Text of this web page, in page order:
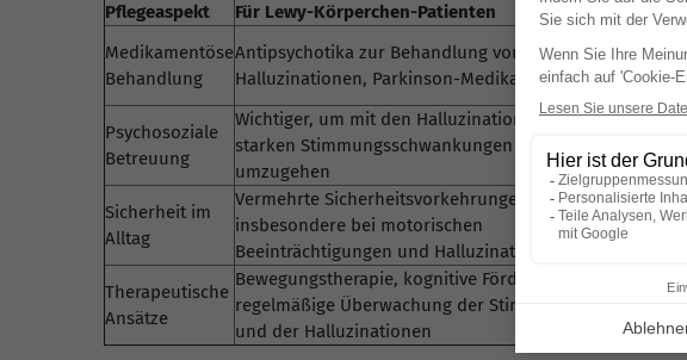
Pflegeaspekt Für Lewy-Körperchen-Patienten Für
Medikamentöse
Behandlung
Antipsychotika zur Behandlung von
Halluzinationen, Parkinson-Medikamente
Psychosoziale
Betreuung
Wichtiger, um mit den Halluzinationen und
starken Stimmungsschwankungen
umzugehen
Fördert
Sicherheit im
Alltag
Vermehrte Sicherheitsvorkehrungen,
insbesondere bei motorischen
Beeinträchtigungen und Halluzinationen
Therapeutische
Ansätze
Bewegungstherapie, kognitive Förderung,
regelmäßige Überwachung der Stimmung
und der Halluzinationen